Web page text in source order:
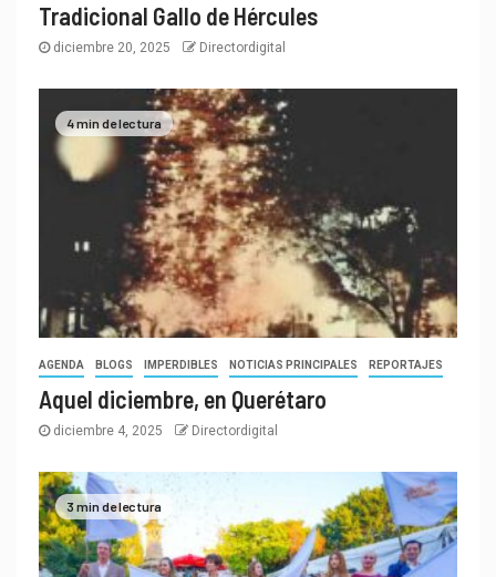
Tradicional Gallo de Hércules
diciembre 20, 2025 Directordigital
4 min de lectura
AGENDA BLOGS IMPERDIBLES NOTICIAS PRINCIPALES REPORTAJES
Aquel diciembre, en Querétaro
diciembre 4, 2025 Directordigital
3 min de lectura